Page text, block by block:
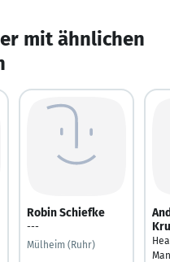
mit ähnlichen
Robin Schiefke
---
Mülheim (Ruhr)